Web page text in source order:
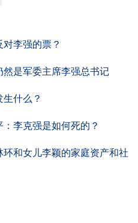
李强的票？
是军委主席李强总书记
什么？
李克强是如何死的？
和女儿李颖的家庭资产和社